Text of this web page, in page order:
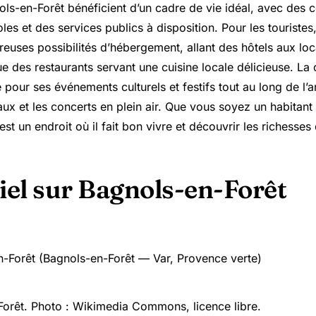
en-Forêt bénéficient d’un cadre de vie idéal, avec des
et des services publics à disposition. Pour les
possibilités d’hébergement, allant des hôtels aux
des restaurants servant une cuisine locale délicieuse. La
pour ses événements culturels et festifs tout au long de
et les concerts en plein air. Que vous soyez un
un endroit où il fait bon vivre et découvrir les richesses
sur Bagnols-en-Forêt
Photo : Wikimedia Commons, licence libre.